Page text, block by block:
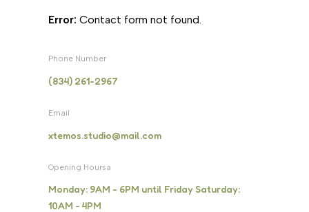
Error: Contact form not found.
Phone Number
(834) 261-2967
Email
xtemos.studio@mail.com
Opening Hoursa
Monday: 9AM - 6PM until Friday Saturday:
10AM - 4PM